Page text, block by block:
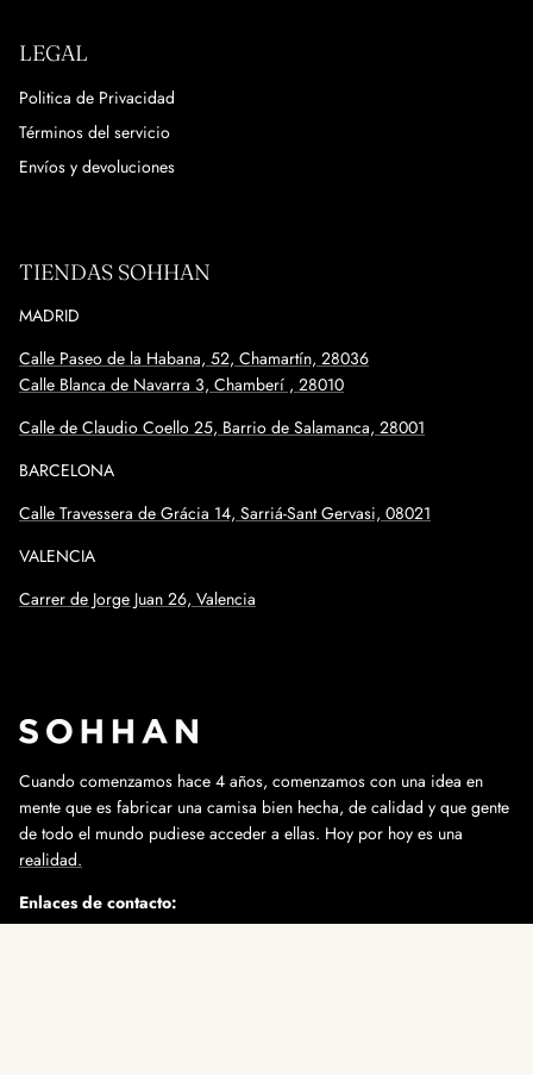
LEGAL
Politica de Privacidad
Términos del servicio
Envíos y devoluciones
TIENDAS SOHHAN
MADRID
Calle Paseo de la Habana, 52, Chamartín, 28036
Calle Blanca de Navarra 3, Chamberí , 28010
Calle de Claudio Coello 25, Barrio de Salamanca, 28001
BARCELONA
Calle Travessera de Grácia 14, Sarriá-Sant Gervasi, 08021
VALENCIA
Carrer de Jorge Juan 26, Valencia
Cuando comenzamos hace 4 años, comenzamos con una idea en
mente que es fabricar una camisa bien hecha, de calidad y que gente
de todo el mundo pudiese acceder a ellas. Hoy por hoy es una
realidad.
Enlaces de contacto: